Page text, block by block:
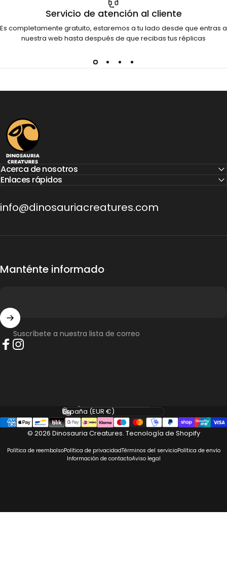
Servicio de atención al cliente
Es completamente gratuito, estaremos a tu lado desde que entras a
nuestra web hasta después de que recibas tus réplicas
Dinosauria Creatures
Acerca de nosotros
Enlaces rápidos
info@dinosauriacreatures.com
Manténte informado
Suscríbete a nuestra lista de correo
© 2026 Dinosauria Creatures. Tecnología de Shopify
Política de reembolsoPolítica de privacidadTérminos del servicioPolítica de envío
Información de contactoAviso legal
Idioma
País/región